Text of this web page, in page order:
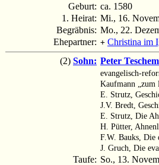
Geburt: ca. 1580
1. Heirat: Mi., 16.
Begräbnis: Mo., 22.
Ehepartner: + Christina im
(2) Sohn: Peter
evangelisch-
Kaufmann „zum
E. Strutz,
J.V. Bredt,
E. Strutz, Die
H. Pütter,
F.W. Bauks, Die
J. Gruch, Die
Taufe: So., 13.